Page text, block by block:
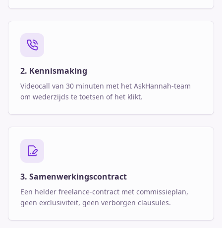
2. Kennismaking
Videocall van 30 minuten met het AskHannah-team
om wederzijds te toetsen of het klikt.
3. Samenwerkingscontract
Een helder freelance-contract met commissieplan,
geen exclusiviteit, geen verborgen clausules.